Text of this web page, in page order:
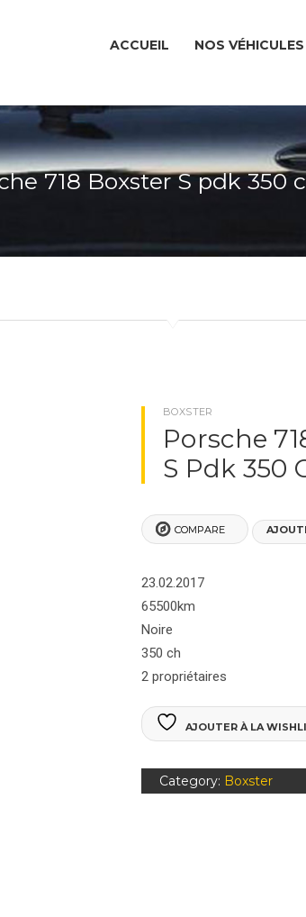
ACCUEIL NOS VÉHICULES
NOS VÉHICULES
PORSCHES BOXSTER
PORSCHES 964
PORSCHES 992
PORSCHE 991
PORSCHE 993
PORSCHE 996
718 Boxster S pdk 350
BOXSTER
Porsche
S Pdk 350
COMPARE
23.02.2017
65500km
Noire
350 ch
2 propriétaires
AJOUTER À LA
Category: Boxster